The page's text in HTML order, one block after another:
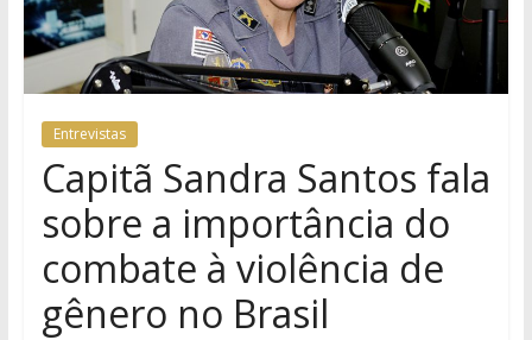
Entrevistas
Capitã Sandra Santos fala
sobre a importância do
combate à violência de
gênero no Brasil